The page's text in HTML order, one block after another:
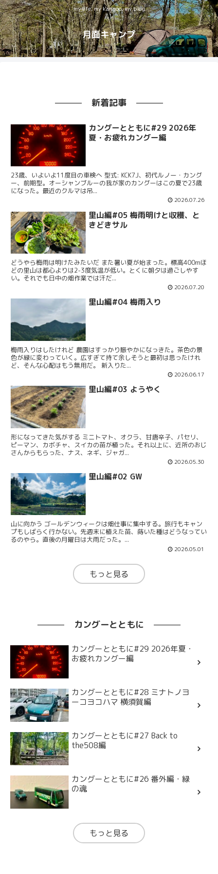
my life, my kangoo, my blog
月面キャンプ
新着記事
カングーとともに#29 2026年
夏・お疲れカングー編
23歳、いよいよ11度目の車検へ 型式: KCK7J、初代ルノー・カング
ー、前期型。オーシャンブルーの我が家のカングーはこの夏で23歳
になった。最近のクルマは吊...
2026.07.26
里山編#05 梅雨明けと収穫、と
きどきサル
どうやら梅雨は明けたみたいだ また暑い夏が始まった。標高400mほ
どの里山は都心よりは2-3度気温が低い。とくに朝夕は過ごしやす
い。それでも日中の畑作業では汗だ...
2026.07.20
里山編#04 梅雨入り
梅雨入りはしたけれど 農園はすっかり賑やかになっきた。茶色の景
色が緑に変わっていく。広すぎて持て余しそうと最初は思ったけれ
ど、そんな心配はもう無用だ。 新入りた...
2026.06.17
里山編#03 ようやく
形になってきた気がする ミニトマト、オクラ、甘唐辛子、パセリ、
ピーマン、カボチャ、スイカの苗が植った。それ以上に、近所のおじ
さんからもらった、ナス、ネギ、ジャガ...
2026.05.30
里山編#02 GW
山に向かう ゴールデンウィークは畑仕事に集中する。旅行もキャン
プもしばらく行かない。先週末に植えた苗、蒔いた種はどうなってい
るのやら。直後の月曜日は大雨だった。...
2026.05.01
もっと見る
カングーとともに
カングーとともに#29 2026年夏・
お疲れカングー編
カングーとともに#28 ミナトノヨ
ーコヨコハマ 横須賀編
カングーとともに#27 Back to
the508編
カングーとともに#26 番外編・緑
の魂
もっと見る